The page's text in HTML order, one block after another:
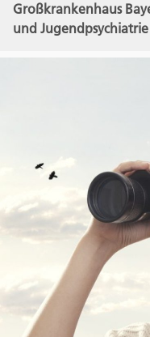
Großkrankenhaus
und Jugendpsychiatrie